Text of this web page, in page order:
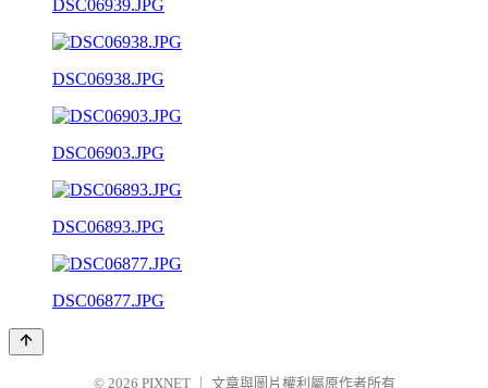
DSC06939.JPG
DSC06938.JPG
DSC06903.JPG
DSC06893.JPG
DSC06877.JPG
© 2026 PIXNET 文章與圖片權利屬原作者所有